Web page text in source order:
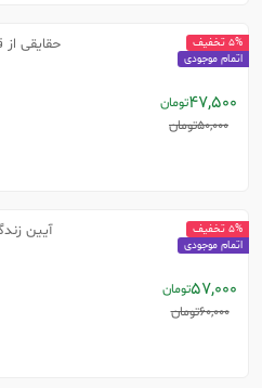
حقایقی از
47,500تومان
50,000تومان
5% تخفیف
اتمام موجودی
آیین
57,000تومان
60,000تومان
5% تخفیف
اتمام موجودی